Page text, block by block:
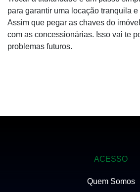
para garantir uma locação tranquila e
Assim que pegar as chaves do
com as concessionárias. Isso vai te
problemas futuros.
ACESSO
Quem Somos